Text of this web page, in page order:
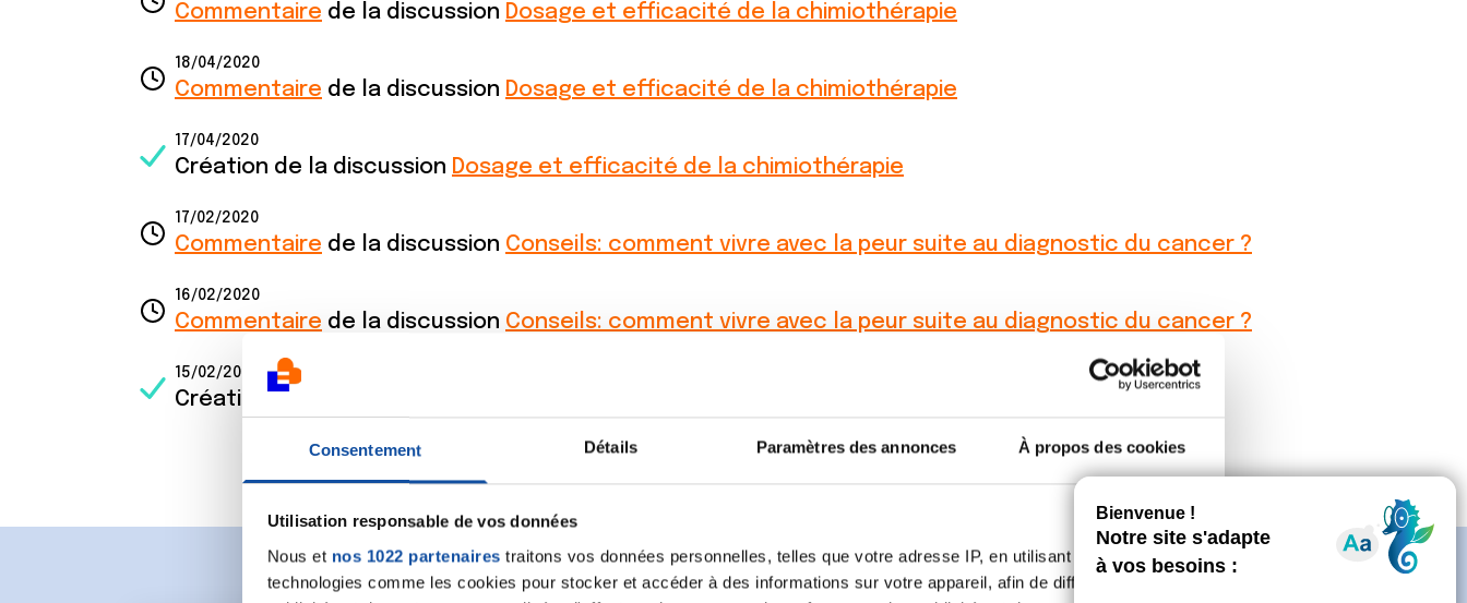
Consentement Détails Paramètres des annonces À propos des cookies
Utilisation responsable de vos données
Nous et nos 1022 partenaires traitons vos données personnelles, telles que votre adresse IP, en utilisant des
technologies comme les cookies pour stocker et accéder à des informations sur votre appareil, afin de diffuser des
Commentaire de la discussion Dosage et efficacité de la chimiothérapie
18/04/2020
Commentaire de la discussion Dosage et efficacité de la chimiothérapie
17/04/2020
Création de la discussion Dosage et efficacité de la chimiothérapie
17/02/2020
Commentaire de la discussion Conseils: comment vivre avec la peur suite au diagnostic du cancer ?
16/02/2020
Commentaire de la discussion Conseils: comment vivre avec la peur suite au diagnostic du cancer ?
15/02/2020
Création de la discussion